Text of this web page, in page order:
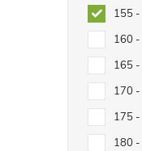
155
160
165
170
175
180